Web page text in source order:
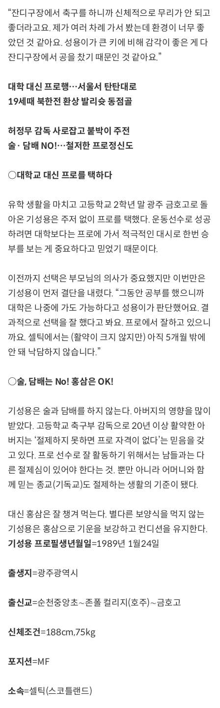
“잔디구장에서 축구를 하니까 신체적으로 무리가 안 되고
좋더라고요. 제가 여러 차례 가서 봤는데 환경이 너무 좋
았던 것 같아요. 성용이가 큰 키에 비해 감각이 좋은 게 다
잔디구장에서 공을 찼기 때문인 것 같아요.”
대학 대신 프로행…서울서 탄탄대로
19세때 북한전 환상 발리슛 동점골
허정무 감독 사로잡고 붙박이 주전
술· 담배 NO!…철저한 프로정신도
○대학교 대신 프로를 택하다
유학 생활을 마치고 고등학교 2학년 말 광주 금호고로 돌
아온 기성용은 주저 없이 프로를 택했다. 운동선수로 성공
하려면 대학보다는 프로에 가서 적극적인 대시로 한번 승
부를 보는 게 중요하다고 믿었기 때문이다.
이전까지 선택은 부모님의 의사가 중요했지만 이번만은
기성용이 먼저 결단을 내렸다. “그동안 공부를 했으니까
대학은 나중에 가도 가능하다고 성용이가 판단했어요. 결
과적으로 선택을 잘 했다고 봐요. 프로에서 잘하고 있으니
까요. 셀틱에서는 (활약이 크지 않지만) 아직 5개월 밖에
안 돼 낙담하지 않습니다.”
○술, 담배는 No! 홍삼은 OK!
기성용은 술과 담배를 하지 않는다. 아버지의 영향을 많이
받았다. 고등학교 축구부 감독으로 20년 이상 활약한 아
버지는 ‘절제하지 못하면 프로 자격이 없다’는 믿음을 갖
고 있다. 프로 선수로 잘 활동하기 위해서는 남들과는 다
른 절제심이 있어야 한다는 것. 뿐만 아니라 어머니와 함
께 믿는 종교(기독교)도 절제하는 생활의 기준이 됐다.
대신 홍삼은 잘 챙겨 먹는다. 별다른 보양식을 먹지 않는
기성용은 홍삼으로 기운을 보강하고 컨디션을 유지한다.
기성용 프로필생년월일=1989년 1월24일
출생지=광주광역시
출신교=순천중앙초∼존폴 컬리지(호주)∼금호고
신체조건=188cm,75kg
포지션=MF
소속=셀틱(스코틀랜드)